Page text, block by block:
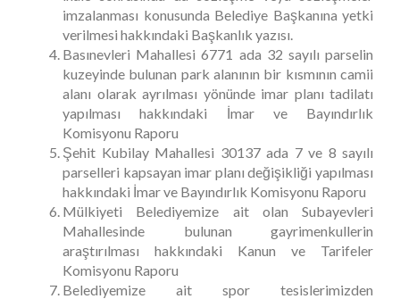
imzalanması konusunda Belediye Başkanına yetki
verilmesi hakkındaki Başkanlık yazısı.
Basınevleri Mahallesi 6771 ada 32 sayılı parselin
kuzeyinde bulunan park alanının bir kısmının camii
alanı olarak ayrılması yönünde imar planı tadilatı
yapılması hakkındaki İmar ve Bayındırlık
Komisyonu Raporu
Şehit Kubilay Mahallesi 30137 ada 7 ve 8 sayılı
parselleri kapsayan imar planı değişikliği yapılması
hakkındaki İmar ve Bayındırlık Komisyonu Raporu
Mülkiyeti Belediyemize ait olan Subayevleri
Mahallesinde bulunan gayrimenkullerin
araştırılması hakkındaki Kanun ve Tarifeler
Komisyonu Raporu
Belediyemize ait spor tesislerimizden